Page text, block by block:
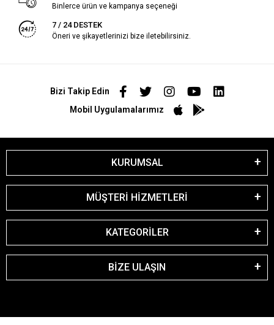
Binlerce ürün ve kampanya seçeneği
7 / 24 DESTEK
Öneri ve şikayetlerinizi bize iletebilirsiniz.
Bizi Takip Edin
Mobil Uygulamalarımız
KURUMSAL
MÜŞTERİ HİZMETLERİ
KATEGORİLER
BİZE ULAŞIN